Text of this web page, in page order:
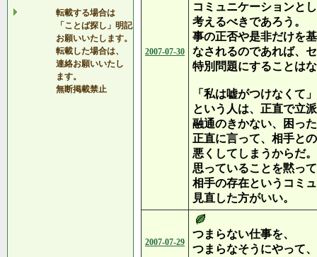
転載する場合は
「ことば探し」明記
お願いいたします。
転載した場合は、
連絡お願いいたし
ます。
無断掲載禁止
2007-07-30
コミュニケーションと
考えるべきであろう。
事の正否や是非だけを
なされるのであれば、
特別問題にすることは
「私は嘘がつけなくて」
という人は、正直で立
融通のきかない、困っ
正直に言って、相手と
悪くしてしまうからだ。
思っていることを黙っ
相手の存在というコミ
見直した方がいい。
2007-07-29
つまらない仕事を、
つまらなそうにやって、